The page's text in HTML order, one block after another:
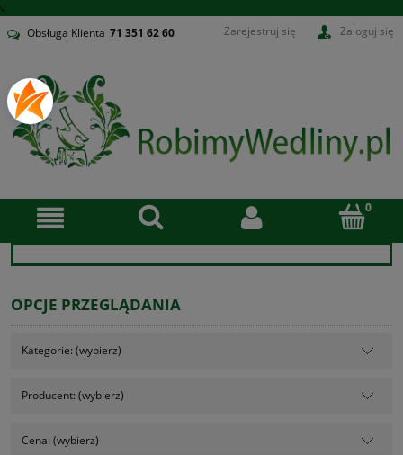
v
Obsługa Klienta 71 351 62 60 Zarejestruj się Zaloguj się
OPCJE PRZEGLĄDANIA
Kategorie: (wybierz)
Producent: (wybierz)
Cena: (wybierz)